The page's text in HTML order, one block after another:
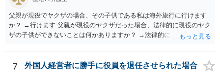
父親が現役でヤクザの場合、その子供である私は海外旅行に行けます
か？ →行けます 父親が現役のヤクザだった場合、法律的に現役のヤク
ザの子供ができないことは何かありますか？ →法律的に、ということ
7
外国人経営者に勝手に役員を退任させられた場合